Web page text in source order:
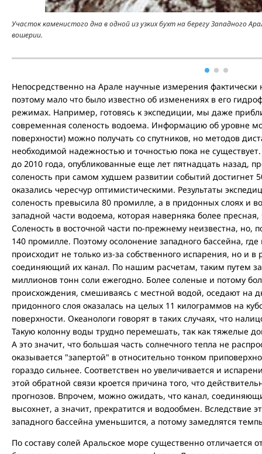
Участок каменистого дна в одной из узких бухт на берегу Западного
вошерии.
Непосредственно на Арале научные измерения фактически
поэтому мало что было известно об изменениях в его
режимах. Например, готовясь к экспедиции, мы даже
современная соленость водоема. Информацию об уровне
поверхности) можно получать со спутников, но методов
необходимой надежностью и точностью пока не
до 2010 года, опубликованные еще лет пятнадцать назад,
соленость при самом худшем развитии событий
оказались чересчур оптимистическими. Результаты
соленость превысила 80 промилле, а в придонных слоях и
западной части водоема, которая наверняка более
Соленость в восточной части по-прежнему неизвестна,
140 промилле. Поэтому осолонение западного бассейна,
происходит не только из-за собственного испарения, но и в
соединяющий их канал. По нашим расчетам, таким путем
миллионов тонн соли ежегодно. Более соленые и потому
происхождения, смешиваясь с местной водой, оседают на
придонного слоя оказалась на целых 11 килограммов на
поверхности. Океанологи говорят в таких случаях, что
Такую колонну воды трудно перемешать, так как тяжелые
А это значит, что большая часть солнечного тепла не
оказывается "запертой" в относительно тонком
гораздо сильнее. Соответствен но увеличивается и
этой обратной связи кроется причина того, что
прогнозов. Впрочем, можно ожидать, что канал,
высохнет, а значит, прекратится и водообмен. Вследствие
западного бассейна уменьшится, а потому замедлятся
По составу солей Аральское море существенно отличается